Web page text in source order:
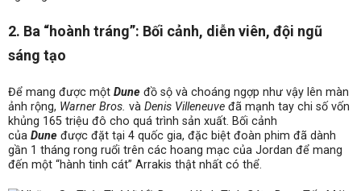
2. Ba “hoành tráng”: Bối cảnh, diễn viên, đội ngũ
sáng tạo
Để mang được một Dune đồ sộ và choáng ngợp như vậy lên màn
ảnh rộng, Warner Bros. và Denis Villeneuve đã mạnh tay chi số vốn
khủng 165 triệu đô cho quá trình sản xuất. Bối cảnh
của Dune được đặt tại 4 quốc gia, đặc biệt đoàn phim đã dành
gần 1 tháng rong ruổi trên các hoang mạc của Jordan để mang
đến một “hành tinh cát” Arrakis thật nhất có thể.